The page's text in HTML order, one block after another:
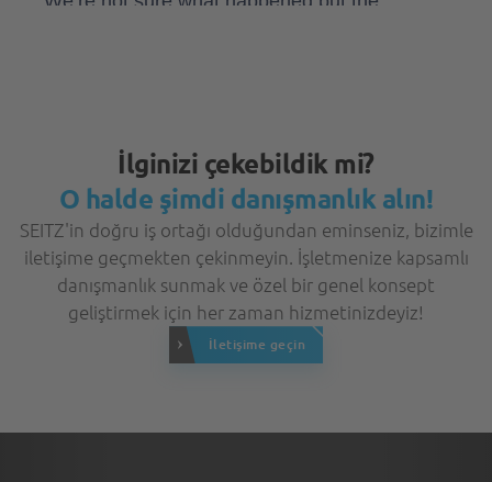
İlginizi çekebildik mi?
O halde şimdi danışmanlık alın!
SEITZ'in doğru iş ortağı olduğundan eminseniz, bizimle
iletişime geçmekten çekinmeyin. İşletmenize kapsamlı
danışmanlık sunmak ve özel bir genel konsept
geliştirmek için her zaman hizmetinizdeyiz!
İletişime geçin